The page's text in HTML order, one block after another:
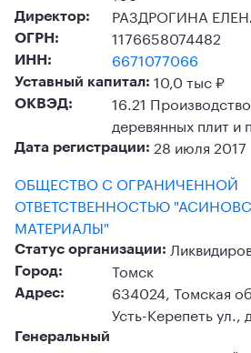
Директор: РАЗДРОГИНА
ОГРН: 1176658074482
ИНН: 6671077066
Уставный капитал: 10,0 тыс ₽
ОКВЭД:
16.21
деревянных плит и
Дата регистрации: 28 июля 2017
ОБЩЕСТВО С ОГРАНИЧЕННОЙ
ОТВЕТСТВЕННОСТЬЮ
МАТЕРИАЛЫ"
Статус организации:
Город: Томск
Адрес:
634024, Томская
Усть-Керепеть ул.,
Генеральный